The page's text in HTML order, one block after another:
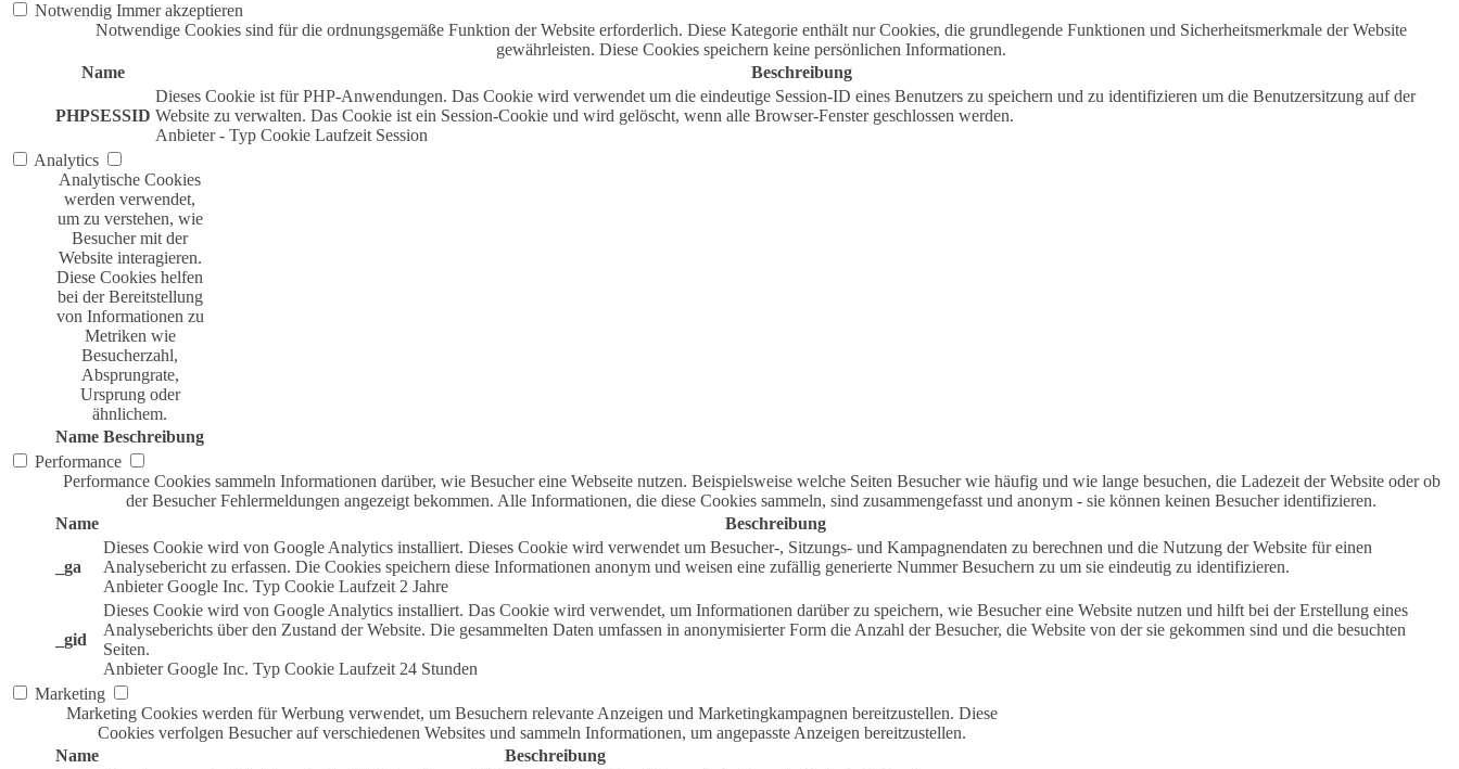
Notwendig Immer akzeptieren
Notwendige Cookies sind für die ordnungsgemäße Funktion der Website erforderlich. Diese Kategorie enthält nur Cookies, die grundlegende Funktionen und Sicherheitsmerkmale der Website
gewährleisten. Diese Cookies speichern keine persönlichen Informationen.
Name
Beschreibung
PHPSESSID
Dieses Cookie ist für PHP-Anwendungen. Das Cookie wird verwendet um die eindeutige Session-ID eines Benutzers zu speichern und zu identifizieren um die Benutzersitzung auf der
Website zu verwalten. Das Cookie ist ein Session-Cookie und wird gelöscht, wenn alle Browser-Fenster geschlossen werden.
Anbieter - Typ Cookie Laufzeit Session
Analytics
Analytische Cookies
werden verwendet,
um zu verstehen, wie
Besucher mit der
Website interagieren.
Diese Cookies helfen
bei der Bereitstellung
von Informationen zu
Metriken wie
Besucherzahl,
Absprungrate,
Ursprung oder
ähnlichem.
Name Beschreibung
Performance
Performance Cookies sammeln Informationen darüber, wie Besucher eine Webseite nutzen. Beispielsweise welche Seiten Besucher wie häufig und wie lange besuchen, die Ladezeit der Website oder ob
der Besucher Fehlermeldungen angezeigt bekommen. Alle Informationen, die diese Cookies sammeln, sind zusammengefasst und anonym - sie können keinen Besucher identifizieren.
Name
Beschreibung
_ga
Dieses Cookie wird von Google Analytics installiert. Dieses Cookie wird verwendet um Besucher-, Sitzungs- und Kampagnendaten zu berechnen und die Nutzung der Website für einen
Analysebericht zu erfassen. Die Cookies speichern diese Informationen anonym und weisen eine zufällig generierte Nummer Besuchern zu um sie eindeutig zu identifizieren.
Anbieter Google Inc. Typ Cookie Laufzeit 2 Jahre
_gid
Dieses Cookie wird von Google Analytics installiert. Das Cookie wird verwendet, um Informationen darüber zu speichern, wie Besucher eine Website nutzen und hilft bei der Erstellung eines
Analyseberichts über den Zustand der Website. Die gesammelten Daten umfassen in anonymisierter Form die Anzahl der Besucher, die Website von der sie gekommen sind und die besuchten
Seiten.
Anbieter Google Inc. Typ Cookie Laufzeit 24 Stunden
Marketing
Marketing Cookies werden für Werbung verwendet, um Besuchern relevante Anzeigen und Marketingkampagnen bereitzustellen. Diese
Cookies verfolgen Besucher auf verschiedenen Websites und sammeln Informationen, um angepasste Anzeigen bereitzustellen.
Name
Beschreibung